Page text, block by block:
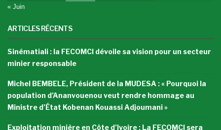
« Juin
ARTICLES RÉCENTS
Sinématiali : la FECOMCI dévoile sa vision pour un secteur
minier responsable
Michel BEMBELE, Président de la MUDESA : « Pourquoi la
population d’Ananvouenou veut rendre hommage au
Ministre d’État Kobenan Kouassi Adjoumani »
Exploitation minière en Côte d’Ivoire : La FECOMCI sera